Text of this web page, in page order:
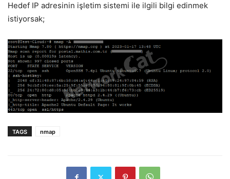
Hedef IP adresinin işletim sistemi ile ilgili bilgi edinmek
istiyorsak;
TAGS nmap